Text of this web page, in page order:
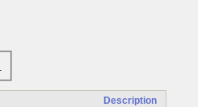
Description